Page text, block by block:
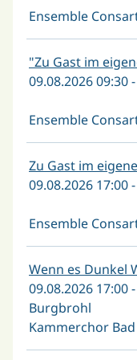
Ensemble
"Zu Gast im
09.08.2026 09:30
Ensemble
Zu Gast im
09.08.2026 17:00
Ensemble
Wenn es Dunkel
09.08.2026 17:00
Burgbrohl
Kammerchor